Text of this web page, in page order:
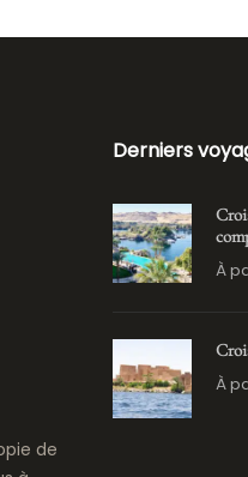
de
Derniers
À
À